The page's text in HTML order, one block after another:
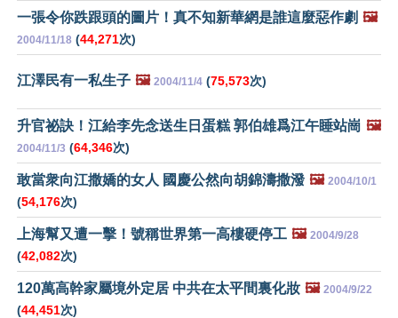
一張令你跌跟頭的圖片！真不知新華網是誰這麼惡作劇 🖼️
2004/11/18 (44,271次)
江澤民有一私生子 🖼️ 2004/11/4 (75,573次)
升官祕訣！江給李先念送生日蛋糕 郭伯雄爲江午睡站崗 🖼️
2004/11/3 (64,346次)
敢當衆向江撒嬌的女人 國慶公然向胡錦濤撒潑 🖼️ 2004/10/1
(54,176次)
上海幫又遭一擊！號稱世界第一高樓硬停工 🖼️ 2004/9/28
(42,082次)
120萬高幹家屬境外定居 中共在太平間裏化妝 🖼️ 2004/9/22
(44,451次)